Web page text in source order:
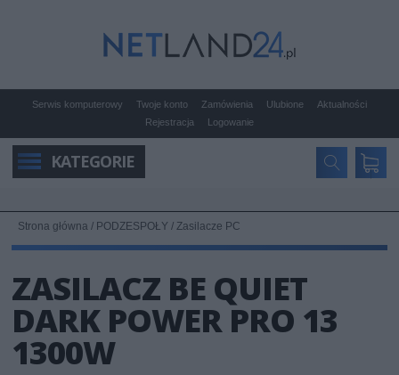
Serwis komputerowy Twoje konto Zamówienia Ulubione
Aktualności
Rejestracja
Logowanie
KATEGORIE
Strona główna / PODZESPOŁY / Zasilacze PC
ZASILACZ BE QUIET
DARK POWER PRO 13
1300W